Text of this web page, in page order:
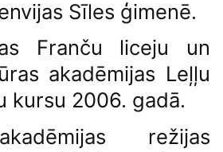
Sīles ģimenē.
Franču liceju un
akadēmijas Leļļu
kursu 2006. gadā.
režijas